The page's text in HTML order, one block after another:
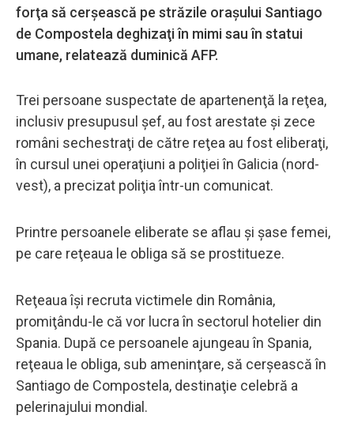
forţa să cerşească pe străzile oraşului Santiago
de Compostela deghizaţi în mimi sau în statui
umane, relatează duminică AFP.
Trei persoane suspectate de apartenenţă la reţea,
inclusiv presupusul şef, au fost arestate şi zece
români sechestraţi de către reţea au fost eliberaţi,
în cursul unei operaţiuni a poliţiei în Galicia (nord-
vest), a precizat poliţia într-un comunicat.
Printre persoanele eliberate se aflau şi şase femei,
pe care reţeaua le obliga să se prostitueze.
Reţeaua îşi recruta victimele din România,
promiţându-le că vor lucra în sectorul hotelier din
Spania. După ce persoanele ajungeau în Spania,
reţeaua le obliga, sub ameninţare, să cerşească în
Santiago de Compostela, destinaţie celebră a
pelerinajului mondial.